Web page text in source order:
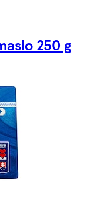
250 g